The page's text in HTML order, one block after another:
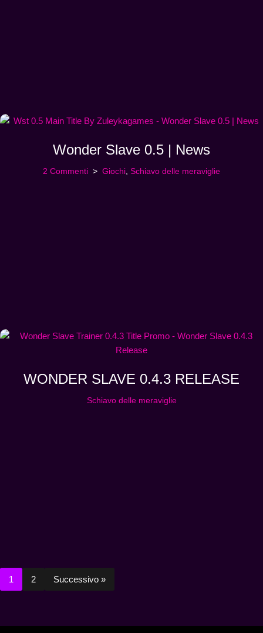
Wonder Slave 0.5 | News
2 Commenti Giochi Schiavo delle meraviglie
WONDER SLAVE 0.4.3 RELEASE
Schiavo delle meraviglie
1 2 Successivo »